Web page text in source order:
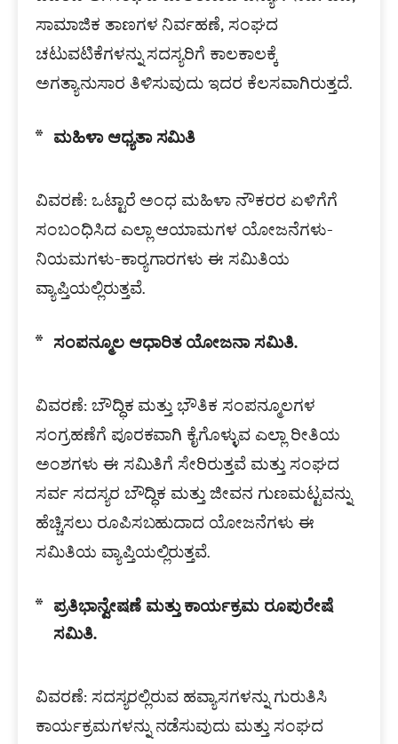
ಸಾಮಾಜಿಕ ತಾಣಗಳ ನಿರ್ವಹಣೆ, ಸಂಘದ
ಚಟುವಟಿಕೆಗಳನ್ನು ಸದಸ್ಯರಿಗೆ ಕಾಲಕಾಲಕ್ಕೆ
ಅಗತ್ಯಾನುಸಾರ ತಿಳಿಸುವುದು ಇದರ ಕೆಲಸವಾಗಿರುತ್ತದೆ.
ಮಹಿಳಾ ಆಧ್ಯತಾ ಸಮಿತಿ
ವಿವರಣೆ: ಒಟ್ಟಾರೆ ಅಂಧ ಮಹಿಳಾ ನೌಕರರ ಏಳಿಗೆಗೆ
ಸಂಬಂಧಿಸಿದ ಎಲ್ಲಾ ಆಯಾಮಗಳ ಯೋಜನೆಗಳು-
ನಿಯಮಗಳು-ಕಾರ‍್ಯಗಾರಗಳು ಈ ಸಮಿತಿಯ
ವ್ಯಾಪ್ತಿಯಲ್ಲಿರುತ್ತವೆ.
ಸಂಪನ್ಮೂಲ ಆಧಾರಿತ ಯೋಜನಾ ಸಮಿತಿ.
ವಿವರಣೆ: ಬೌದ್ಧಿಕ ಮತ್ತು ಭೌತಿಕ ಸಂಪನ್ಮೂಲಗಳ
ಸಂಗ್ರಹಣೆಗೆ ಪೂರಕವಾಗಿ ಕೈಗೊಳ್ಳುವ ಎಲ್ಲಾ ರೀತಿಯ
ಅಂಶಗಳು ಈ ಸಮಿತಿಗೆ ಸೇರಿರುತ್ತವೆ ಮತ್ತು ಸಂಘದ
ಸರ್ವ ಸದಸ್ಯರ ಬೌದ್ಧಿಕ ಮತ್ತು ಜೀವನ ಗುಣಮಟ್ಟವನ್ನು
ಹೆಚ್ಚಿಸಲು ರೂಪಿಸಬಹುದಾದ ಯೋಜನೆಗಳು ಈ
ಸಮಿತಿಯ ವ್ಯಾಪ್ತಿಯಲ್ಲಿರುತ್ತವೆ.
ಪ್ರತಿಭಾನ್ವೇಷಣೆ ಮತ್ತು ಕಾರ್ಯಕ್ರಮ ರೂಪುರೇಷೆ
ಸಮಿತಿ.
ವಿವರಣೆ: ಸದಸ್ಯರಲ್ಲಿರುವ ಹವ್ಯಾಸಗಳನ್ನು ಗುರುತಿಸಿ
ಕಾರ್ಯಕ್ರಮಗಳನ್ನು ನಡೆಸುವುದು ಮತ್ತು ಸಂಘದ